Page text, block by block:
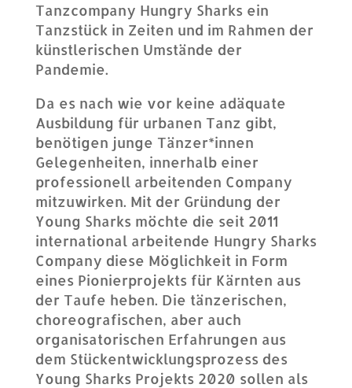
Tanzcompany Hungry Sharks ein
Tanzstück in Zeiten und im Rahmen der
künstlerischen Umstände der
Pandemie.
Da es nach wie vor keine adäquate
Ausbildung für urbanen Tanz gibt,
benötigen junge Tänzer*innen
Gelegenheiten, innerhalb einer
professionell arbeitenden Company
mitzuwirken. Mit der Gründung der
Young Sharks möchte die seit 2011
international arbeitende Hungry Sharks
Company diese Möglichkeit in Form
eines Pionierprojekts für Kärnten aus
der Taufe heben. Die tänzerischen,
choreografischen, aber auch
organisatorischen Erfahrungen aus
dem Stückentwicklungsprozess des
Young Sharks Projekts 2020 sollen als